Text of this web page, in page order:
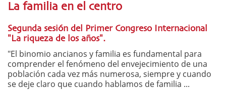
La familia en el centro
Segunda sesión del Primer Congreso Internacional
"La riqueza de los años".
"El binomio ancianos y familia es fundamental para
comprender el fenómeno del envejecimiento de una
población cada vez más numerosa, siempre y cuando
se deje claro que cuando hablamos de familia ...